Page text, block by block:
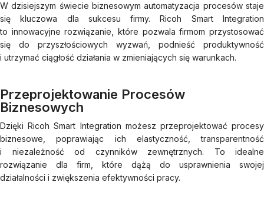
W dzisiejszym świecie biznesowym automatyzacja procesów staje
się kluczowa dla sukcesu firmy. Ricoh Smart Integration
to innowacyjne rozwiązanie, które pozwala firmom przystosować
się do przyszłościowych wyzwań, podnieść produktywność
i utrzymać ciągłość działania w zmieniających się warunkach.
Przeprojektowanie Procesów
Biznesowych
Dzięki Ricoh Smart Integration możesz przeprojektować procesy
biznesowe, poprawiając ich elastyczność, transparentność
i niezależność od czynników zewnętrznych. To idealne
rozwiązanie dla firm, które dążą do usprawnienia swojej
działalności i zwiększenia efektywności pracy.